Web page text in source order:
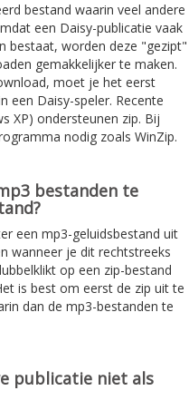
bestand waarin veel andere
een Daisy-publicatie vaak
bestaat, worden deze "gezipt"
gemakkelijker te maken.
moet je het eerst
een Daisy-speler. Recente
XP) ondersteunen zip. Bij
nodig zoals WinZip.
bestanden te
een mp3-geluidsbestand uit
wanneer je dit rechtstreeks
op een zip-bestand
is best om eerst de zip uit te
dan de mp3-bestanden te
publicatie niet als